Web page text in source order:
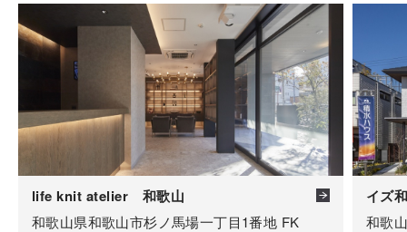
life knit atelier 和歌山
和歌山県和歌山市杉ノ馬場一丁目1番地 FK
イズ
和歌